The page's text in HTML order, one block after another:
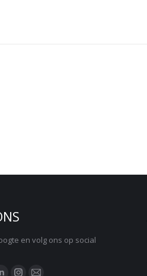
en volg ons op social